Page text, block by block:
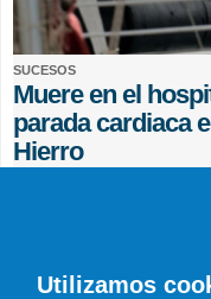
SUCESOS
Muere en el
parada cardiaca
Hierro
Utilizamos